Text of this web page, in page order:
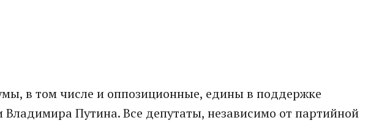
в том числе и оппозиционные, едины в поддержке
Владимира Путина. Все депутаты, независимо от партийной